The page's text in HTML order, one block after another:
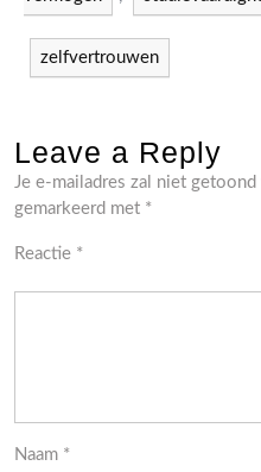
zelfvertrouwen
Leave a Reply
Je e-mailadres zal niet getoond
gemarkeerd met *
Reactie *
Naam *